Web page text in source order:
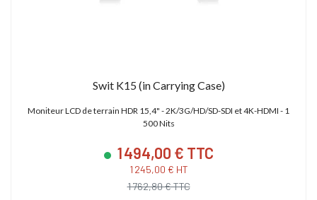
Swit K15 (in Carrying Case)
Moniteur LCD de terrain HDR 15,4" - 2K/3G/HD/SD-SDI et 4K-HDMI - 1
500 Nits
1 494,00 € TTC
1 245,00 € HT
1 762,80 € TTC